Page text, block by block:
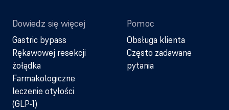
Dowiedz się więcej
Gastric bypass
Rękawowej resekcji
żołądka
Farmakologiczne
leczenie otyłości
(GLP-1)
Pomoc
Obsługa klienta
Często zadawane
pytania